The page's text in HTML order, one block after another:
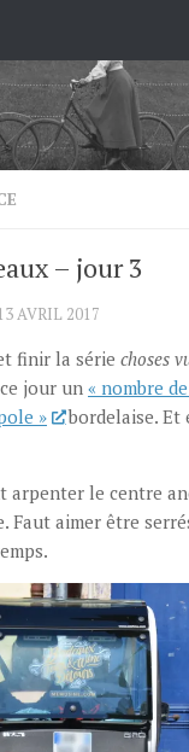
– jour 3
AVRIL 2017
finir la série choses
jour un « nombre
»
bordelaise. Et
arpenter le centre
aimer être